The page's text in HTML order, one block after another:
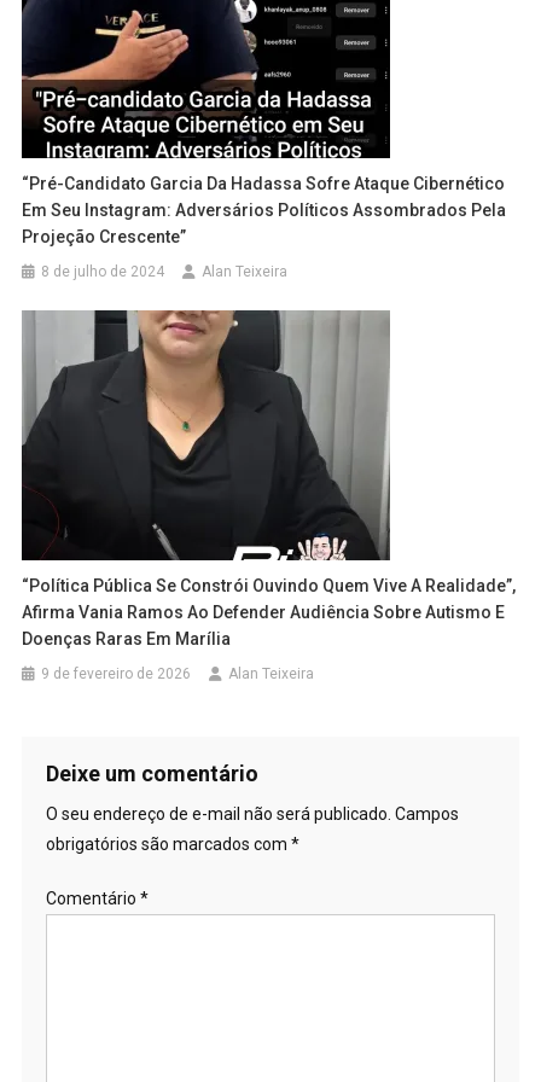
“Pré-Candidato Garcia Da Hadassa Sofre Ataque Cibernético
Em Seu Instagram: Adversários Políticos Assombrados Pela
Projeção Crescente”
8 de julho de 2024 Alan Teixeira
“Política Pública Se Constrói Ouvindo Quem Vive A Realidade”,
Afirma Vania Ramos Ao Defender Audiência Sobre Autismo E
Doenças Raras Em Marília
9 de fevereiro de 2026 Alan Teixeira
Deixe um comentário
O seu endereço de e-mail não será publicado. Campos
obrigatórios são marcados com *
Comentário *